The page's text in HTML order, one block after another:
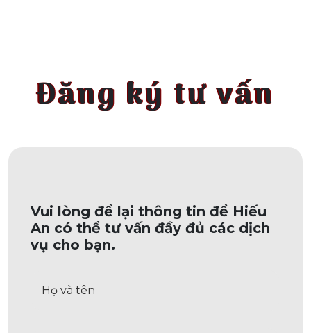
Đăng ký tư vấn
Vui lòng để lại thông tin để Hiếu
An có thể tư vấn đầy đủ các dịch
vụ cho bạn.